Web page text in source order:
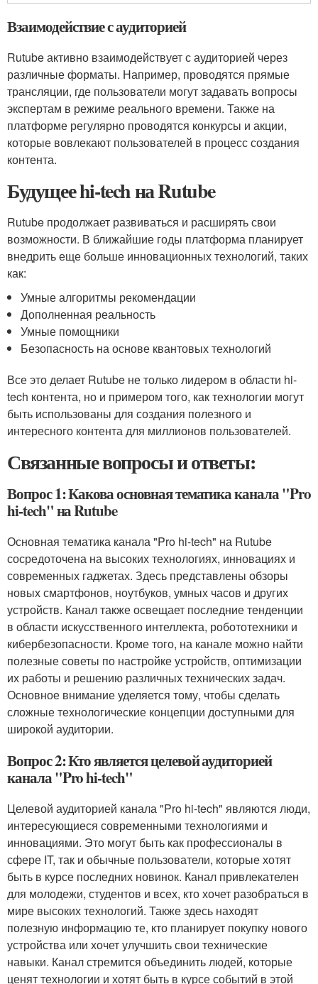
Взаимодействие с аудиторией
Rutube активно взаимодействует с аудиторией через
различные форматы. Например, проводятся прямые
трансляции, где пользователи могут задавать вопросы
экспертам в режиме реального времени. Также на
платформе регулярно проводятся конкурсы и акции,
которые вовлекают пользователей в процесс создания
контента.
Будущее hi-tech на Rutube
Rutube продолжает развиваться и расширять свои
возможности. В ближайшие годы платформа планирует
внедрить еще больше инновационных технологий, таких
как:
Умные алгоритмы рекомендации
Дополненная реальность
Умные помощники
Безопасность на основе квантовых технологий
Все это делает Rutube не только лидером в области hi-
tech контента, но и примером того, как технологии могут
быть использованы для создания полезного и
интересного контента для миллионов пользователей.
Связанные вопросы и ответы:
Вопрос 1: Какова основная тематика канала "Pro
hi-tech" на Rutube
Основная тематика канала "Pro hi-tech" на Rutube
сосредоточена на высоких технологиях, инновациях и
современных гаджетах. Здесь представлены обзоры
новых смартфонов, ноутбуков, умных часов и других
устройств. Канал также освещает последние тенденции
в области искусственного интеллекта, робототехники и
кибербезопасности. Кроме того, на канале можно найти
полезные советы по настройке устройств, оптимизации
их работы и решению различных технических задач.
Основное внимание уделяется тому, чтобы сделать
сложные технологические концепции доступными для
широкой аудитории.
Вопрос 2: Кто является целевой аудиторией
канала "Pro hi-tech"
Целевой аудиторией канала "Pro hi-tech" являются люди,
интересующиеся современными технологиями и
инновациями. Это могут быть как профессионалы в
сфере IT, так и обычные пользователи, которые хотят
быть в курсе последних новинок. Канал привлекателен
для молодежи, студентов и всех, кто хочет разобраться в
мире высоких технологий. Также здесь находят
полезную информацию те, кто планирует покупку нового
устройства или хочет улучшить свои технические
навыки. Канал стремится объединить людей, которые
ценят технологии и хотят быть в курсе событий в этой